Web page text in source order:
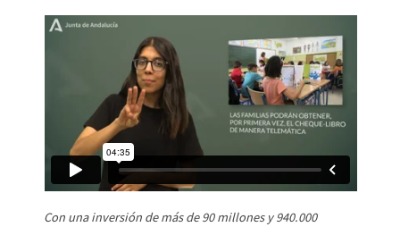
Con una inversión de más de 90 millones y 940.000